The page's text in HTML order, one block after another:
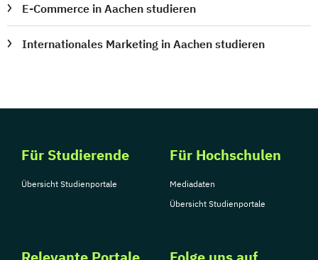
E-Commerce in Aachen studieren
Internationales Marketing in Aachen studieren
Für Studierende
Übersicht Studienportale
Für Hochschulen
Mediadaten
Übersicht Studienportale